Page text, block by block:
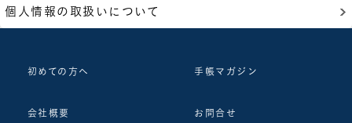
個人情報の取扱いについて
初めての方へ 手帳マガジン
会社概要 お問合せ